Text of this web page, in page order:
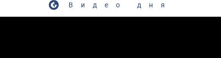
Видео дня